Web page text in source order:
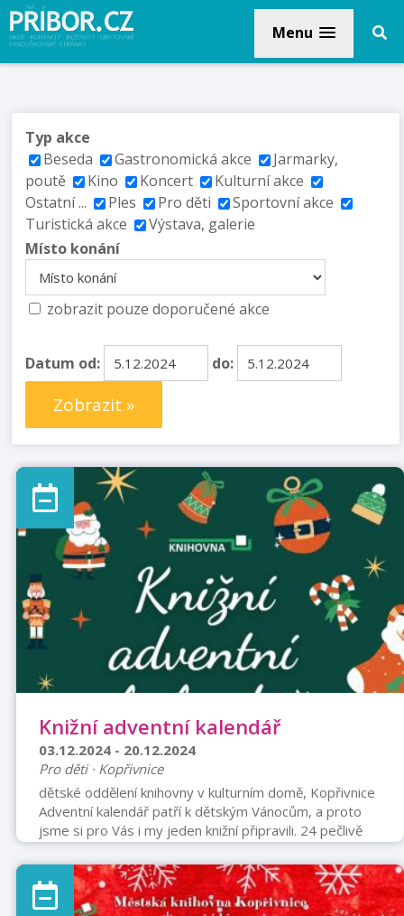
Menu
Typ akce
Beseda
Gastronomická akce
Jarmarky,
poutě
Kino Koncert
Kulturní akce
Ostatní ...
Ples Pro děti
Sportovní akce
Turistická akce
Výstava, galerie
Místo konání
zobrazit pouze doporučené akce
Datum od: do:
Zobrazit »
Knižní adventní kalendář
03.12.2024 - 20.12.2024
Pro děti · Kopřivnice
dětské oddělení knihovny v kulturním domě, Kopřivnice
Adventní kalendář patří k dětským Vánocům, a proto
jsme si pro Vás i my jeden knižní připravili. 24 pečlivě
vybraných a tajně zabalených knížek pro menší i větší
děti na Vás bude čekat v našem oddělení pro děti.
Odpočítejte s námi poslední dny do Vánoc s poutavými
příběhy!